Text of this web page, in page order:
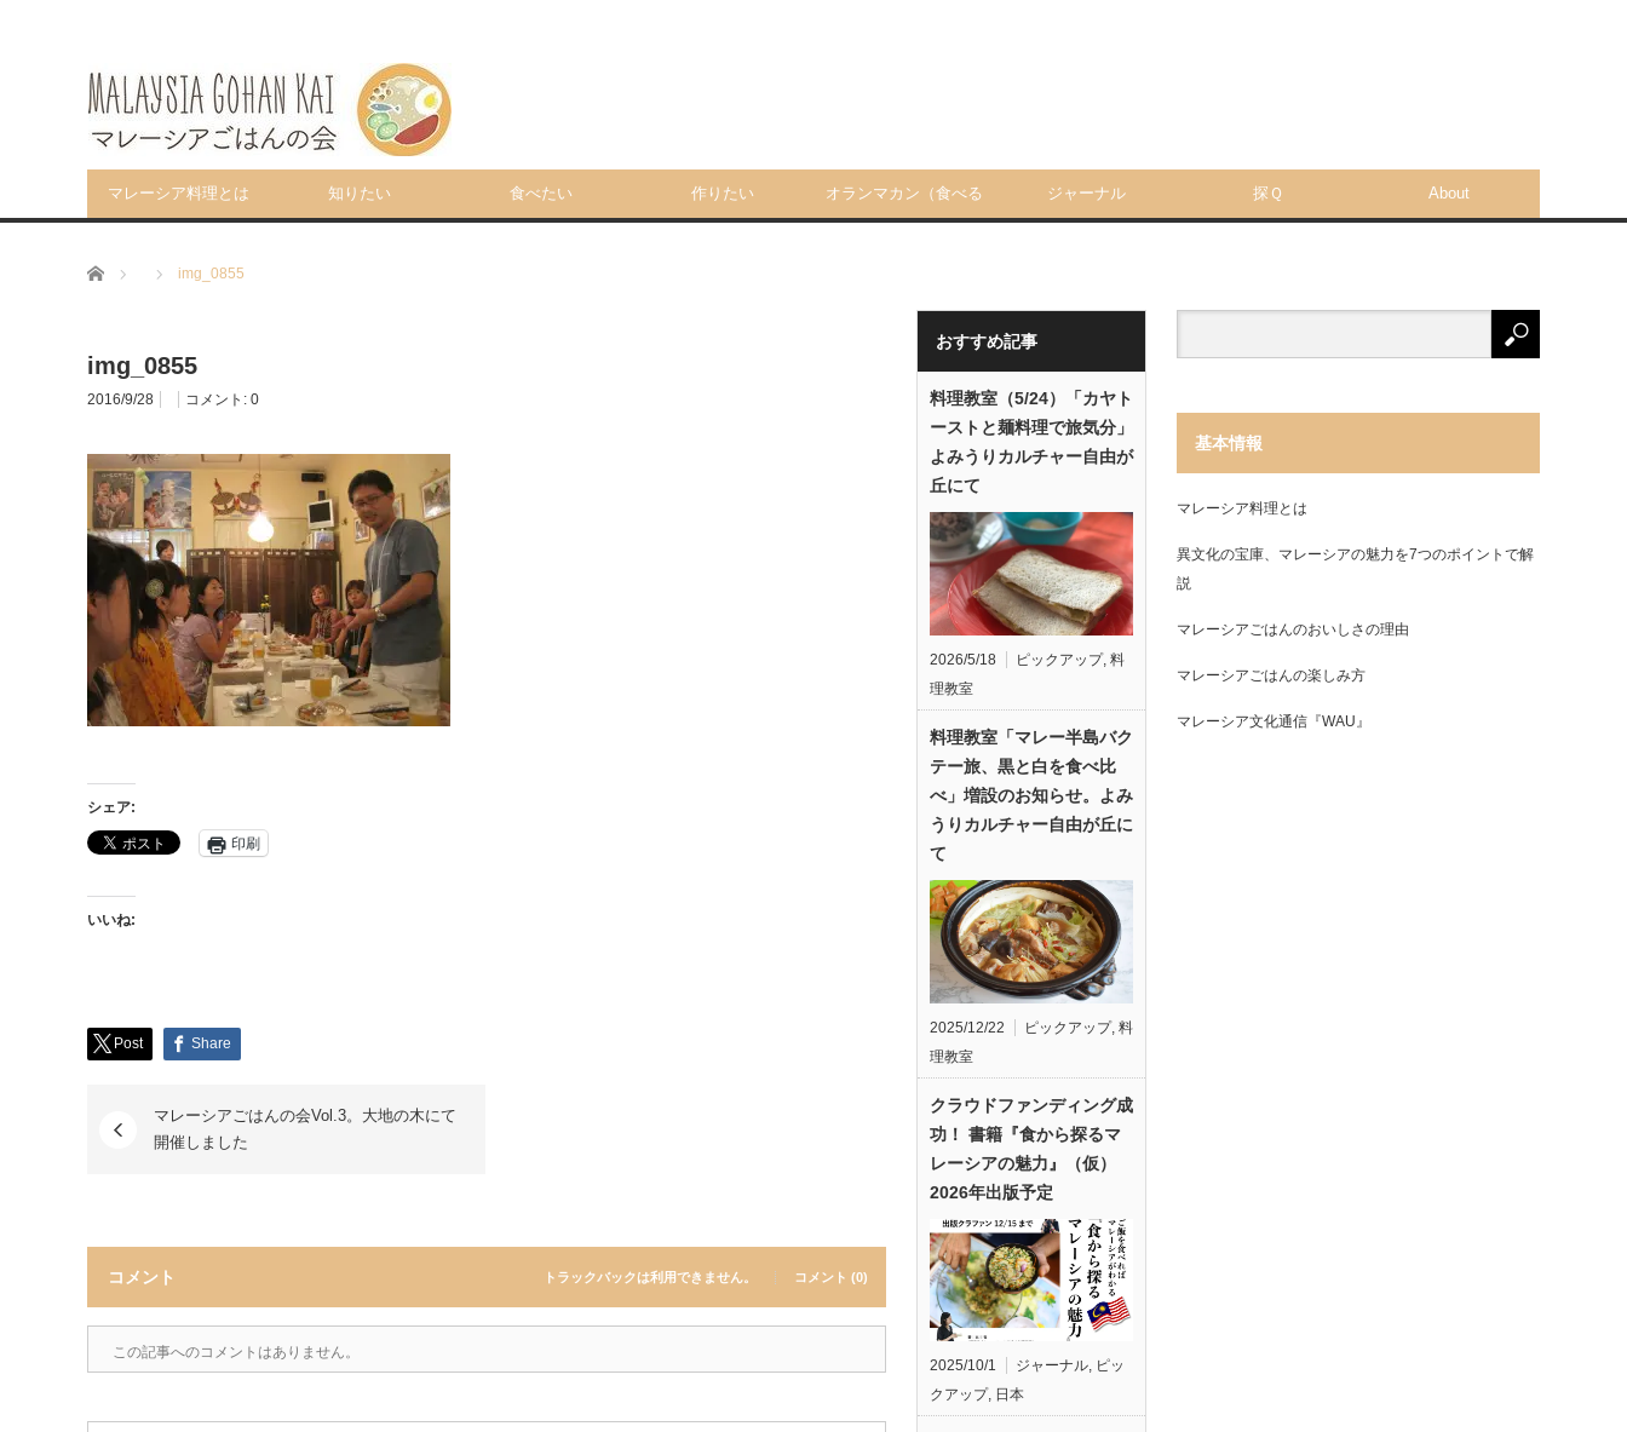
マレーシア料理とは 知りたい 食べたい 作りたい オランマカン（食べる ジャーナル 探Ｑ About
ホーム img_0855
img_0855
2016/9/28 コメント: 0
シェア:
印刷
いいね:
Post Share
マレーシアごはんの会Vol.3。大地の木にて
開催しました
コメント トラックバックは利用できません。 コメント (0)
この記事へのコメントはありません。
おすすめ記事
料理教室（5/24）「カヤト
ーストと麺料理で旅気分」
よみうりカルチャー自由が
丘にて
2026/5/18 ピックアップ, 料
理教室
料理教室「マレー半島バク
テー旅、黒と白を食べ比
べ」増設のお知らせ。よみ
うりカルチャー自由が丘に
て
2025/12/22 ピックアップ, 料
理教室
クラウドファンディング成
功！ 書籍『食から探るマ
レーシアの魅力』（仮）
2026年出版予定
2025/10/1 ジャーナル, ピッ
クアップ, 日本
基本情報
マレーシア料理とは
異文化の宝庫、マレーシアの魅力を7つのポイントで解
説
マレーシアごはんのおいしさの理由
マレーシアごはんの楽しみ方
マレーシア文化通信『WAU』